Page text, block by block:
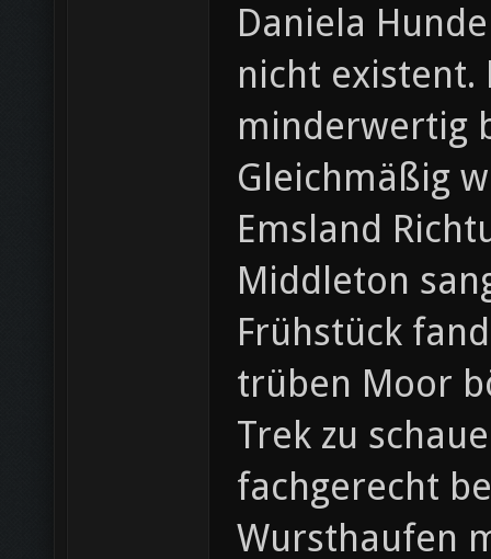
Daniela
nicht existent.
minderwertig
Gleichmäßig
Emsland
Middleton
Frühstück
trüben Moor
Trek zu
fachgerecht
Wursthaufen